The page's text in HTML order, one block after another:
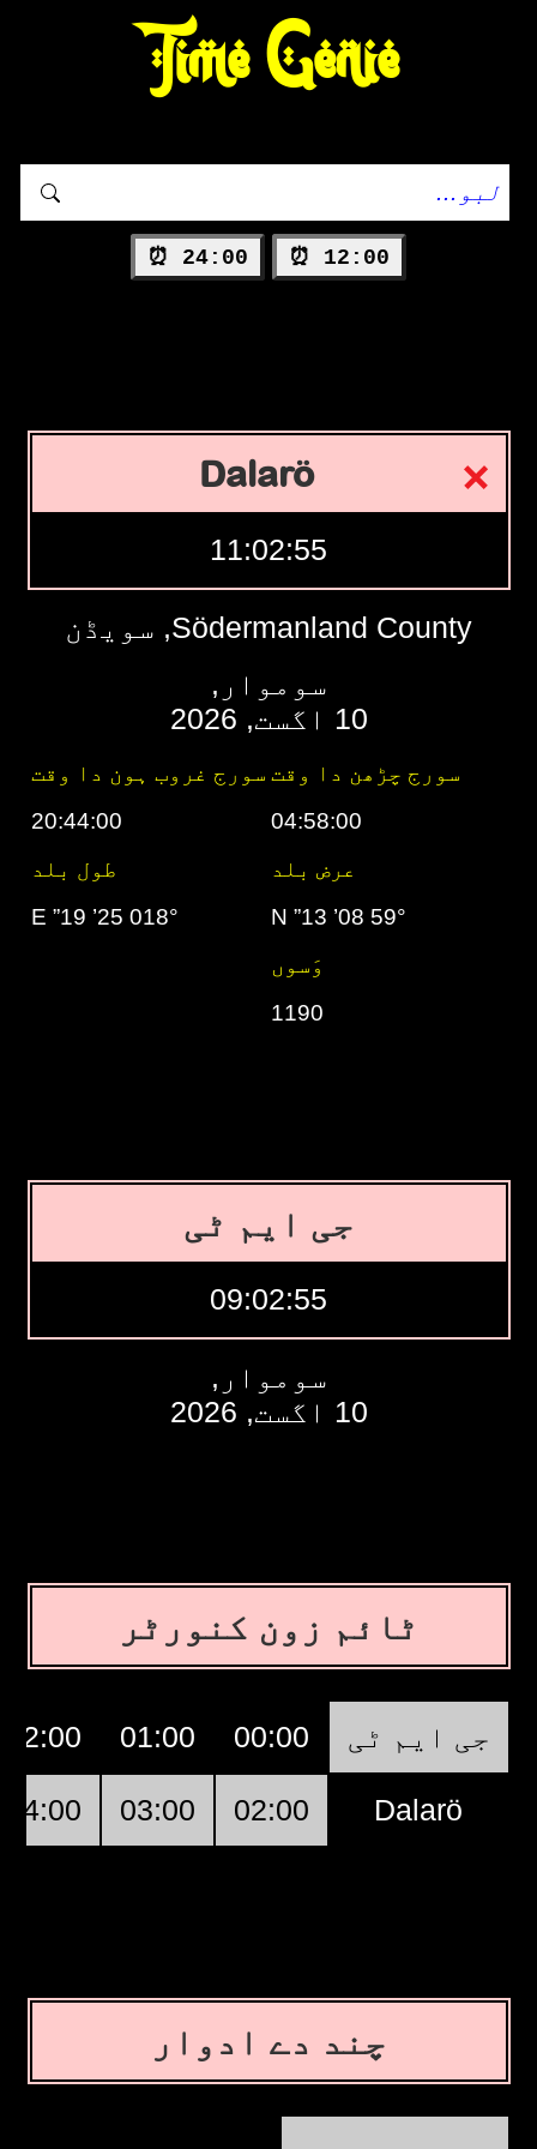
Time Genie
12:00 ⏰
24:00 ⏰
Dalarö
11:02:56
Södermanland County, سویڈن
سوموار,
10 اگست, 2026
سورج چڑھن دا وقت سورج غروب ہون دا وقت
04:58:00
20:44:00
عرض بلد
طول بلد
59° 08’ 13” N
018° 25’ 19” E
وَسوں
1190
جی ایم ٹی
09:02:56
سوموار,
10 اگست, 2026
ٹائم زون کنورٹر
جی ایم ٹی 00:00
01:00
02:00
Dalarö
02:00
03:00
04:00
چند دے ادوار